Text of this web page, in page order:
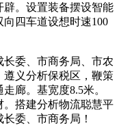
。设置装备摆设智能
四车道设想时速100
委、市商务局、市农
义分析保税区，鞭策
廊。基宽度8.5米。
搭建分析物流聪慧平
委、市商务局！